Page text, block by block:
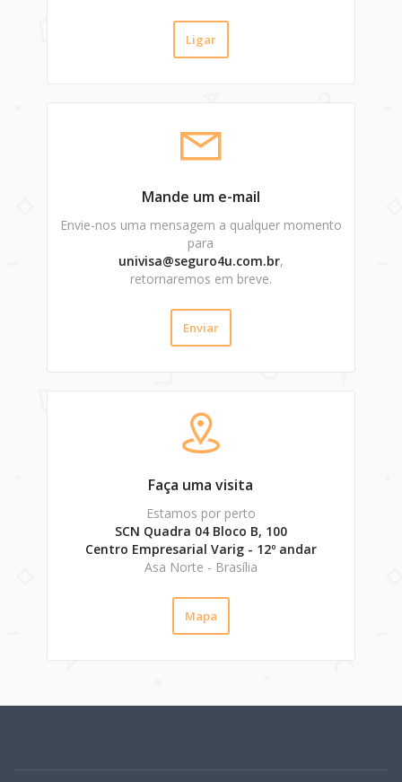
Ligar
Mande um e-mail
Envie-nos uma mensagem a qualquer momento
para
univisa@seguro4u.com.br,
retornaremos em breve.
Enviar
Faça uma visita
Estamos por perto
SCN Quadra 04 Bloco B, 100
Centro Empresarial Varig - 12º andar
Asa Norte - Brasília
Mapa